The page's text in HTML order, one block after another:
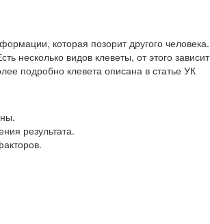
которая позорит другого человека.
несколько видов клеветы, от этого зависит
подробно клевета описана в статье УК
результата.